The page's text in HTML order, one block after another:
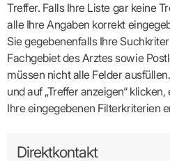
Treffer. Falls Ihre Liste gar keine
alle Ihre Angaben korrekt
Sie gegebenenfalls Ihre
Fachgebiet des Arztes sowie
müssen nicht alle Felder
und auf „Treffer anzeigen“
Ihre eingegebenen Filterkriterien
Direktkontakt